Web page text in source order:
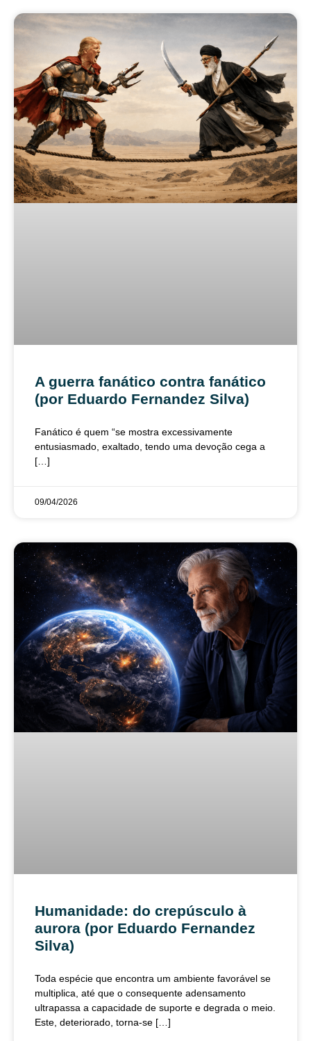
A guerra fanático contra fanático
(por Eduardo Fernandez Silva)
Fanático é quem “se mostra excessivamente
entusiasmado, exaltado, tendo uma devoção cega a
[…]
09/04/2026
Humanidade: do crepúsculo à
aurora (por Eduardo Fernandez
Silva)
Toda espécie que encontra um ambiente favorável se
multiplica, até que o consequente adensamento
ultrapassa a capacidade de suporte e degrada o meio.
Este, deteriorado, torna-se […]